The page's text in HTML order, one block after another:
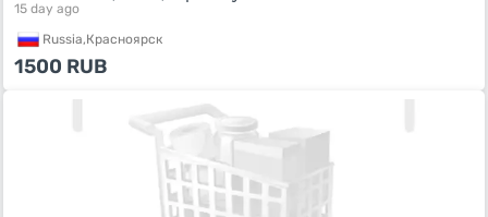
15 day ago
Russia,Красноярск
1500 RUB